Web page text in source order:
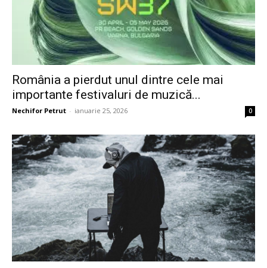
România a pierdut unul dintre cele mai
importante festivaluri de muzică...
Nechifor Petrut - ianuarie 25, 2026 0